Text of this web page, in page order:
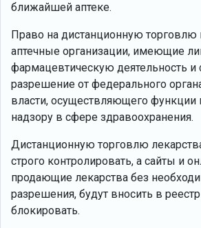
ближайшей аптеке.
Право на дистанционную торговлю
аптечные организации, имеющие
фармацевтическую деятельность и
разрешение от федерального
власти, осуществляющего функции
надзору в сфере здравоохранения.
Дистанционную торговлю
строго контролировать, а сайты и
продающие лекарства без
разрешения, будут вносить в
блокировать.